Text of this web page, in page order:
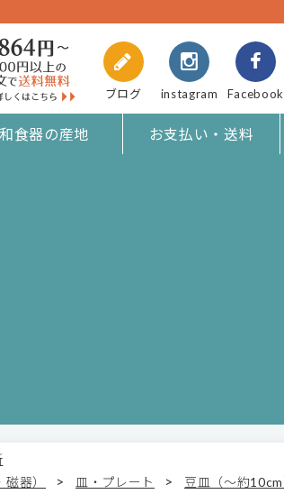
ブログ instagram Facebook
和食器の産地 お支払い・送料
器） > 皿・プレート >
豆皿（～約10cm